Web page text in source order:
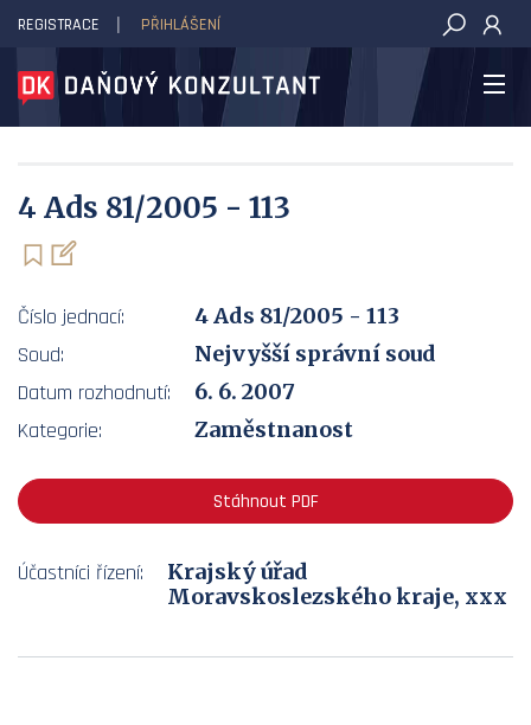
DAŇOVÝ KONZULTANT
REGISTRACE PŘIHLÁŠENÍ
4 Ads 81/2005 - 113
Číslo jednací:
4 Ads 81/2005 - 113
Soud:
Nejvyšší správní soud
Datum rozhodnutí:
6. 6. 2007
Kategorie:
Zaměstnanost
Stáhnout PDF
Účastníci řízení:
Krajský úřad
Moravskoslezského kraje, xxx